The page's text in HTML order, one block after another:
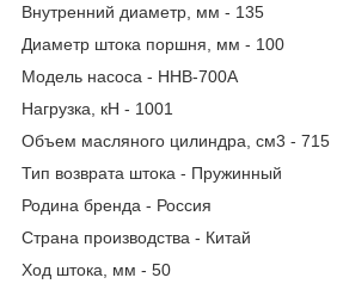
Внутренний диаметр, мм - 135
Диаметр штока поршня, мм - 100
Модель насоса - HHB-700A
Нагрузка, кН - 1001
Объем масляного цилиндра, см3 - 715
Тип возврата штока - Пружинный
Родина бренда - Россия
Страна производства - Китай
Ход штока, мм - 50